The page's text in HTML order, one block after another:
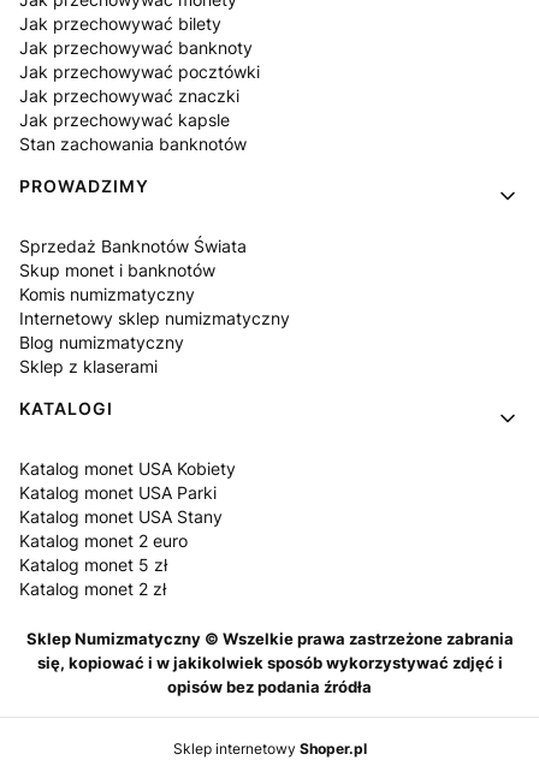
Jak przechowywać bilety
Jak przechowywać banknoty
Jak przechowywać pocztówki
Jak przechowywać znaczki
Jak przechowywać kapsle
Stan zachowania banknotów
PROWADZIMY
Sprzedaż Banknotów Świata
Skup monet i banknotów
Komis numizmatyczny
Internetowy sklep numizmatyczny
Blog numizmatyczny
Sklep z klaserami
KATALOGI
Katalog monet USA Kobiety
Katalog monet USA Parki
Katalog monet USA Stany
Katalog monet 2 euro
Katalog monet 5 zł
Katalog monet 2 zł
Sklep Numizmatyczny © Wszelkie prawa zastrzeżone zabrania
się, kopiować i w jakikolwiek sposób wykorzystywać zdjęć i
opisów bez podania źródła
Sklep internetowy Shoper.pl